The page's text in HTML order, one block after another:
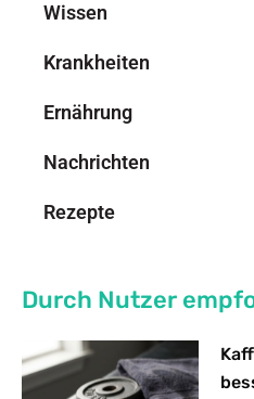
Wissen
Krankheiten
Ernährung
Nachrichten
Rezepte
Durch Nutzer